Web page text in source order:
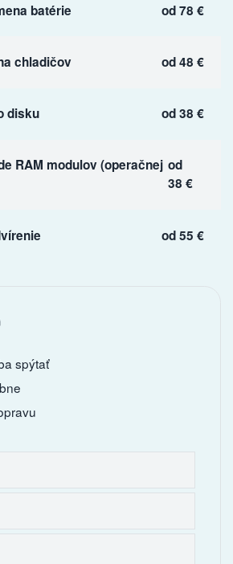
batérie od 78 €
chladičov od 48 €
disku od 38 €
RAM modulov (operačnej od
38 €
od 55 €
spýtať